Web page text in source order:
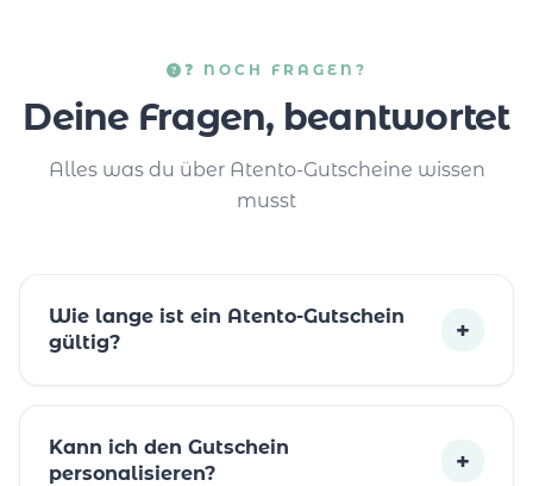
❓ NOCH FRAGEN?
Deine Fragen, beantwortet
Alles was du über Atento-Gutscheine wissen
musst
Wie lange ist ein Atento-Gutschein
gültig?
+
Kann ich den Gutschein
personalisieren?
+